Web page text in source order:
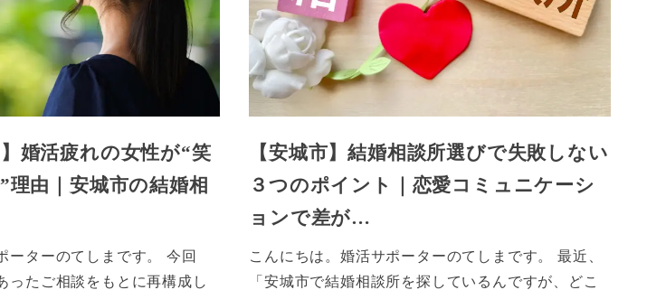
婚活疲れの女性が“笑
理由｜安城市の結婚相
ーターのてしまです。 今回
ったご相談をもとに再構成し
【安城市】結婚相談所選びで失敗しない
３つのポイント｜恋愛コミュニケーシ
ョンで差が…
こんにちは。婚活サポーターのてしまです。 最近、
「安城市で結婚相談所を探しているんですが、どこ